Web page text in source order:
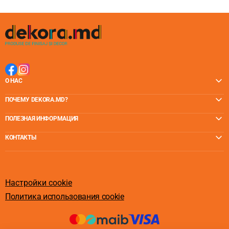
О НАС
ПОЧЕМУ DEKORA.MD?
ПОЛЕЗНАЯ ИНФОРМАЦИЯ
КОНТАКТЫ
Настройки cookie
Политика использования cookie